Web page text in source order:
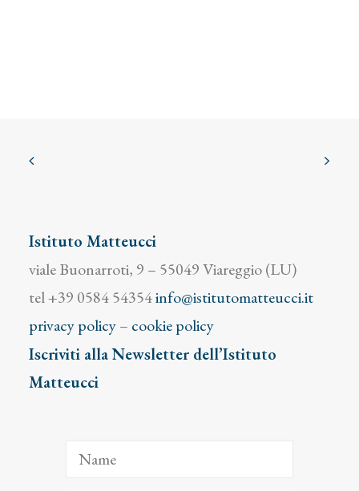
Istituto Matteucci
viale Buonarroti, 9 – 55049 Viareggio (LU)
tel +39 0584 54354info@istitutomatteucci.it
privacy policy– cookie policy
Iscriviti alla Newsletter dell’Istituto
Matteucci